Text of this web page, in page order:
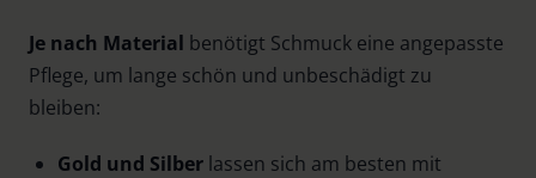
Je nach Material benötigt Schmuck eine angepasste
Pflege, um lange schön und unbeschädigt zu
bleiben:
Gold und Silber lassen sich am besten mit